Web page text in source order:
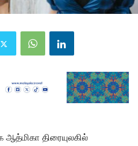
ஆத்மிகா திரையுலகில்